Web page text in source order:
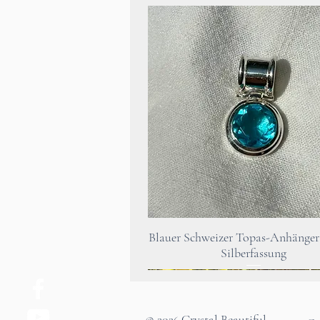
Quick View
Blauer Schweizer Topas-
Silberfassung